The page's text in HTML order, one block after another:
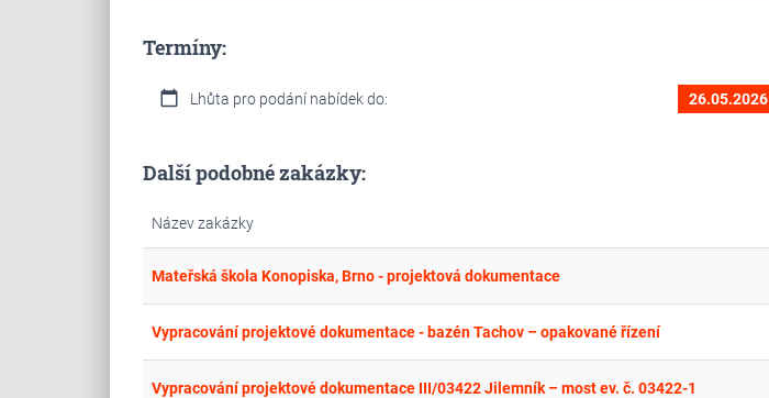
Termíny:
calendar_today Lhůta pro podání nabídek do: 26.05.2026
Další podobné zakázky:
Název zakázky
Mateřská škola Konopiska, Brno - projektová dokumentace
Vypracování projektové dokumentace - bazén Tachov – opakované řízení
Vypracování projektové dokumentace III/03422 Jilemník – most ev. č. 03422-1